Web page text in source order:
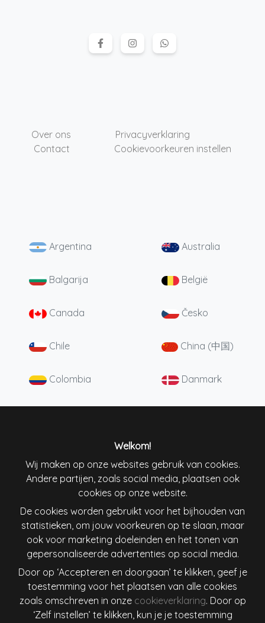
Over ons
Privacyverklaring
Contact
Cookievoorkeuren instellen
Argentina Australia
Balgarija België
Canada Česko
Chile China (中国)
Colombia Danmark
Ireland Italiana
Lietuva Magyarország
Nederland New Zealand
Österreich Polska
Schweiz Singapore
Welkom!
Wij maken op onze websites gebruik van cookies.
Andere partijen, zoals social media, plaatsen ook
cookies op onze website.
De cookies worden gebruikt voor het bijhouden van
statistieken, om jouw voorkeuren op te slaan, maar
ook voor marketing doeleinden en het tonen van
gepersonaliseerde advertenties op social media.
Door op ‘Accepteren en doorgaan’ te klikken, geef je
toestemming voor het plaatsen van alle cookies
zoals omschreven in onze cookieverklaring. Door op
‘Zelf instellen’ te klikken, kun je je toestemming